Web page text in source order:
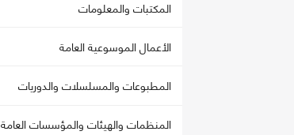
المكتبات والمعلومات
الأعمال الموسوعية العامة
المطبوعات والمسلسلات والدوريات
المنظمات والهيئات والمؤسسات العامة